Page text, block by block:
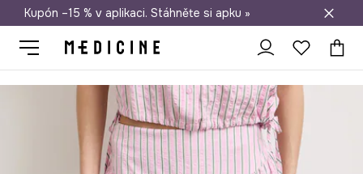
Doprava zdarma při nákupu nad 1 200 Kč
Kupón –15 % v aplikaci. Stáhněte si apku »